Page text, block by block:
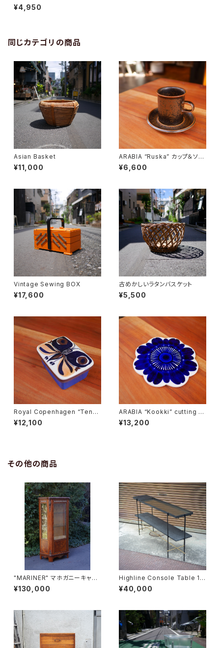
¥4,950
同じカテゴリの商品
Asian Basket
¥11,000
ARABIA “Ruska” カップ＆ソー
サー
¥6,600
Vintage Sewing BOX
¥17,600
古めかしいラタンバスケット
¥5,500
Royal Copenhagen “Tener
a” Butter Case
¥12,100
ARABIA “Kookki” cutting b
oard
¥13,200
その他の商品
"MARINER" マホガニーキャビ
ネット
¥130,000
Highline Console Table 18
0
¥40,000